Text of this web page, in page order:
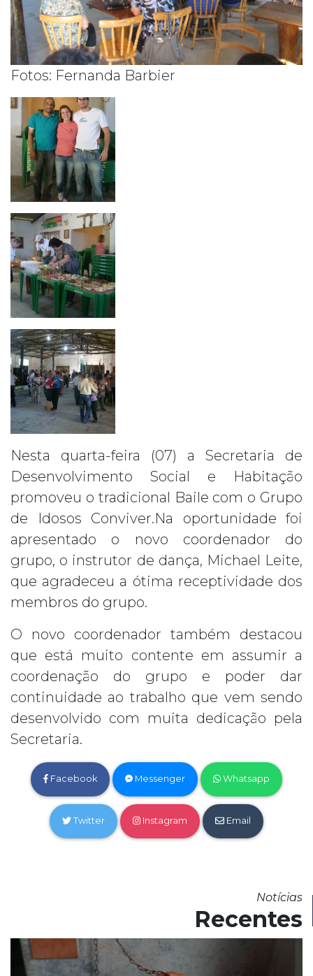
Fotos: Fernanda Barbier
Nesta quarta-feira (07) a Secretaria de
Desenvolvimento Social e Habitação
promoveu o tradicional Baile com o Grupo
de Idosos Conviver.Na oportunidade foi
apresentado o novo coordenador do
grupo, o instrutor de dança, Michael Leite,
que agradeceu a ótima receptividade dos
membros do grupo.
O novo coordenador também destacou
que está muito contente em assumir a
coordenação do grupo e poder dar
continuidade ao trabalho que vem sendo
desenvolvido com muita dedicação pela
Secretaria.
Facebook Messenger Whatsapp
Twitter Instagram Email
Notícias
Recentes